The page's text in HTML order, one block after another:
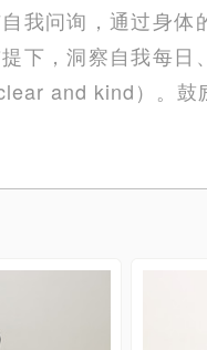
我问询，通过身体
下，洞察自我每日
and kind）。